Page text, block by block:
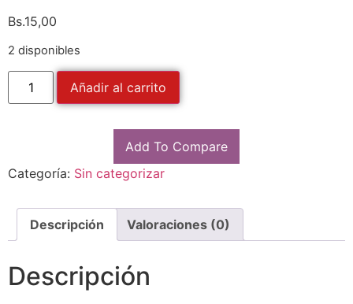
Bs.15,00
2 disponibles
Añadir al carrito
Add To Compare
Categoría: Sin categorizar
Descripción Valoraciones (0)
Descripción